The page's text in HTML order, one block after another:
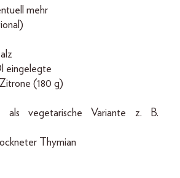
mehr
eingelegte
(180 g)
als vegetarische Variante z. B.
Thymian